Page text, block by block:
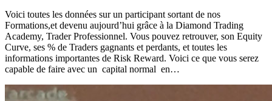
Voici toutes les données sur un participant sortant de nos
Formations,et devenu aujourd’hui grâce à la Diamond Trading
Academy, Trader Professionnel. Vous pouvez retrouver, son Equity
Curve, ses % de Traders gagnants et perdants, et toutes les
informations importantes de Risk Reward. Voici ce que vous serez
capable de faire avec un capital normal en…